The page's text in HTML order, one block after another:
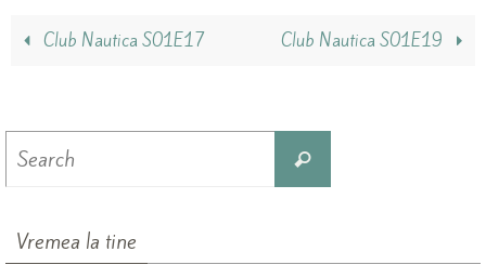
Club Nautica S01E17 Club Nautica S01E19
Search
Vremea la tine